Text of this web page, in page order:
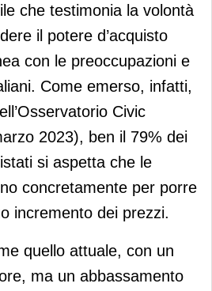
che testimonia la volontà
il potere d’acquisto
con le preoccupazioni e
Come emerso, infatti,
Civic
2023), ben il 79% dei
si aspetta che le
concretamente per porre
incremento dei prezzi.
quello attuale, con un
ma un abbassamento